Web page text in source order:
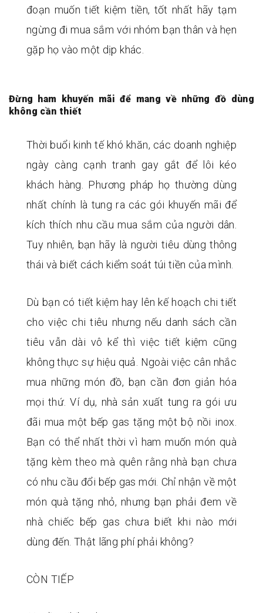
đoạn muốn tiết kiệm tiền, tốt nhất hãy tạm
ngừng đi mua sắm với nhóm bạn thân và hẹn
gặp họ vào một dịp khác.
Đừng ham khuyến mãi để mang về những đồ dùng
không cần thiết
Thời buổi kinh tế khó khăn, các doanh nghiệp
ngày càng cạnh tranh gay gắt để lôi kéo
khách hàng. Phương pháp họ thường dùng
nhất chính là tung ra các gói khuyến mãi để
kích thích nhu cầu mua sắm của người dân.
Tuy nhiên, bạn hãy là người tiêu dùng thông
thái và biết cách kiểm soát túi tiền của mình.
Dù bạn có tiết kiệm hay lên kế hoạch chi tiết
cho việc chi tiêu nhưng nếu danh sách cần
tiêu vẫn dài vô kể thì việc tiết kiệm cũng
không thực sự hiệu quả. Ngoài việc cân nhắc
mua những món đồ, bạn cần đơn giản hóa
mọi thứ. Ví dụ, nhà sản xuất tung ra gói ưu
đãi mua một bếp gas tặng một bộ nồi inox.
Bạn có thể nhất thời vì ham muốn món quà
tặng kèm theo mà quên rằng nhà bạn chưa
có nhu cầu đổi bếp gas mới. Chỉ nhận về một
món quà tặng nhỏ, nhưng bạn phải đem về
nhà chiếc bếp gas chưa biết khi nào mới
dùng đến. Thật lãng phí phải không?
CÒN TIẾP